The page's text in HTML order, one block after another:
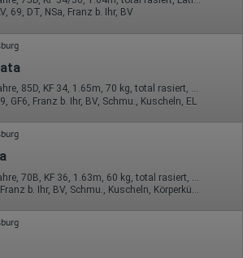
Klickte er auf weitere Seiten des
sie komplett verlassen?
Besucher?
Es wird verwendet, um
zu sammeln. Hotjar kann
Umfragen und Feedbackfunktionen, die
sind, von Ihnen bereitgestellte
69, DT, NSa, Franz b. Ihr, BV
42 Jahre, 85D, KF 34, 1.65m, 70 kg, total rasiert, Latina
GF6, Franz b. Ihr, BV, Schmu., Kuscheln, EL
NSa, Franz b. Ihr, BV, Schmu., Kuscheln, Körperküs., AV b. Ihm, DSa